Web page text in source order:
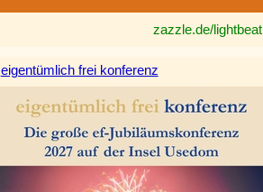
zazzle.de/lightbeat
eigentümlich frei konferenz